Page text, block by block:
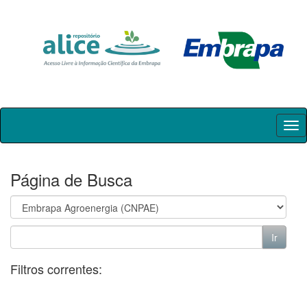
Skip
Página de Busca
Filtros correntes: